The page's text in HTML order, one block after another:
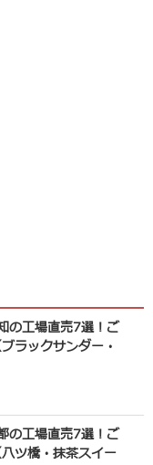
の工場直売7選！ご
ラックサンダー・
の工場直売7選！ご
ツ橋・抹茶スイー